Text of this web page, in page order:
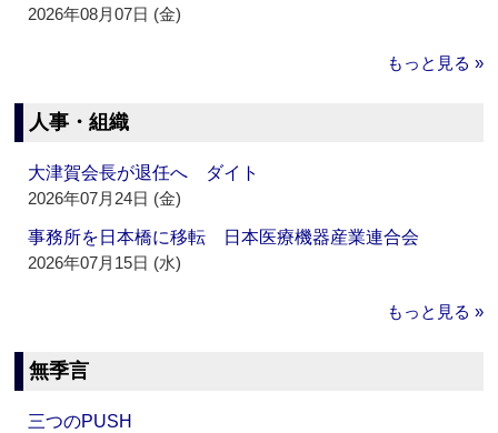
2026年08月07日 (金)
もっと見る »
人事・組織
大津賀会長が退任へ ダイト
2026年07月24日 (金)
事務所を日本橋に移転 日本医療機器産業連合会
2026年07月15日 (水)
もっと見る »
無季言
三つのPUSH